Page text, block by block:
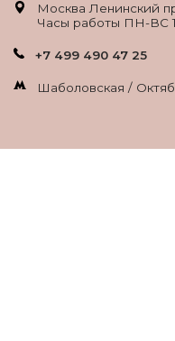
Москва Ленинский
Часы работы ПН-ВС
+7 499 490 47 25
Шаболовская /